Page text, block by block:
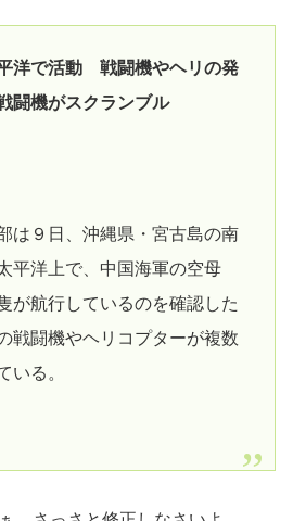
洋で活動 戦闘機やヘリの発
闘機がスクランブル
は９日、沖縄県・宮古島の南
平洋上で、中国海軍の空母
が航行しているのを確認した
戦闘機やヘリコプターが複数
いる。